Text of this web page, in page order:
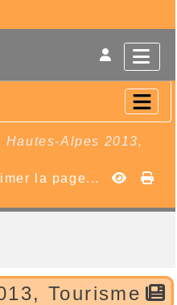
Hautes-Alpes 2013,
la page...
Tourisme